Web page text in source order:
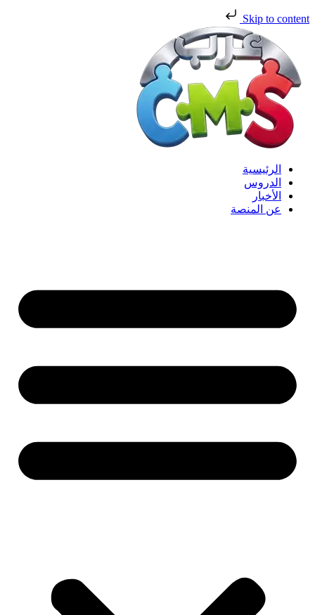
Skip to content
الرئيسية
الدروس
الأخبار
عن المنصة